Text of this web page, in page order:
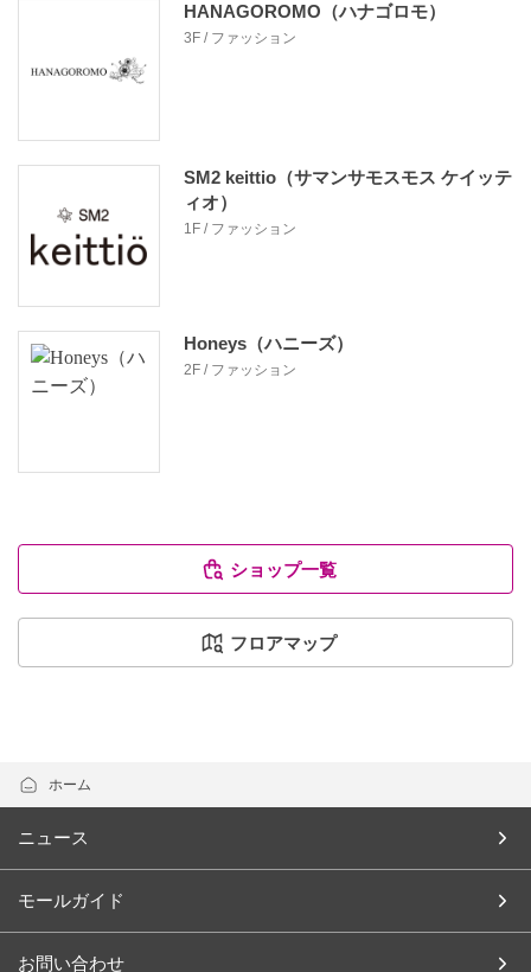
HANAGOROMO（ハナゴロモ）
3F / ファッション
SM2 keittio（サマンサモスモス ケイッテ
ィオ）
1F / ファッション
Honeys（ハニーズ）
2F / ファッション
ショップ一覧
フロアマップ
ホーム
ニュース
モールガイド
お問い合わせ